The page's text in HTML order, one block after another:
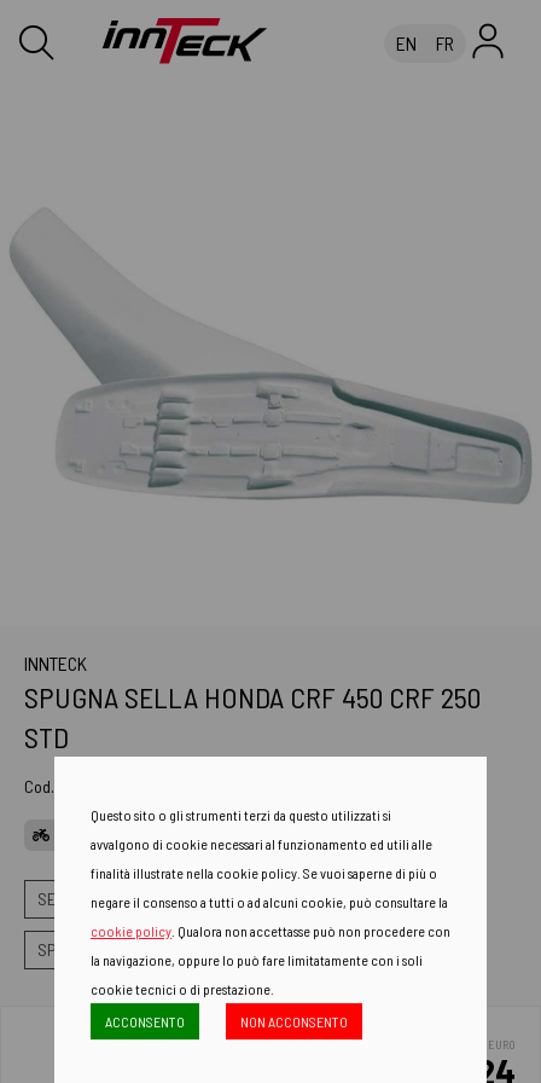
EN FR
INNTECK
SPUGNA SELLA HONDA CRF 450 CRF 250
STD
Cod. Art.
SELLE SPUGNA SELLA
SPUGNE SELLA ALTEZZA STANDARD
EURO
51.24
Questo sito o gli strumenti terzi da questo utilizzati si
avvalgono di cookie necessari al funzionamento ed utili alle
finalità illustrate nella cookie policy. Se vuoi saperne di più o
negare il consenso a tutti o ad alcuni cookie, può consultare la
cookie policy . Qualora non accettasse può non procedere con
la navigazione, oppure lo può fare limitatamente con i soli
cookie tecnici o di prestazione.
ACCONSENTO
NON ACCONSENTO